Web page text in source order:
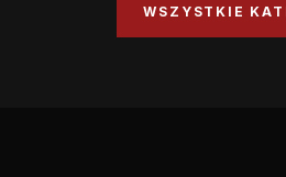
WSZYSTKIE